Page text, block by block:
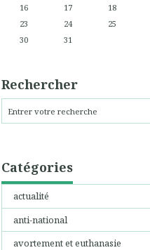
16 17 18
23
24 25
30
31
Rechercher
Catégories
actualité
anti-national
avortement et euthanasie